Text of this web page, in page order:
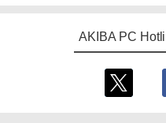
AKIBA PC